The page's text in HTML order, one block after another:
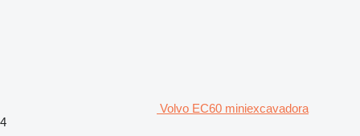
Volvo EC60 miniexcavadora
4